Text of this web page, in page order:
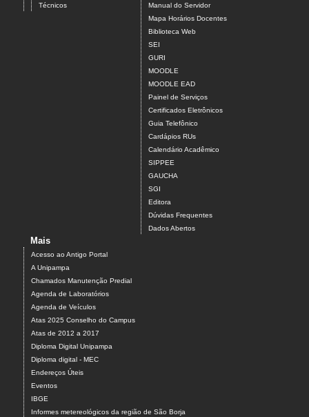
Técnicos
Manual do Servidor
Mapa Horários Docentes
Biblioteca Web
SEI
GURI
MOODLE
MOODLE EAD
Painel de Serviços
Certificados Eletrônicos
Guia Telefônico
Cardápios RUs
Calendário Acadêmico
SIPPEE
GAUCHA
SGI
Editora
Dúvidas Frequentes
Dados Abertos
Mais
Acesso ao Antigo Portal
A Unipampa
Chamados Manutenção Predial
Agenda de Laboratórios
Agenda de Veículos
Atas 2025 Conselho do Campus
Atas de 2012 a 2017
Diploma Digital Unipampa
Diploma digital - MEC
Endereços Úteis
Eventos
IBGE
Informes metereológicos da região de São Borja